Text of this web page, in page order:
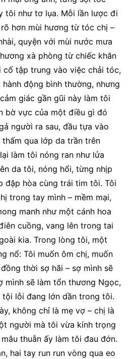
tôi như tơ lụa. Mỗi lần lược đi
hơn mùi hương từ tóc chị –
quyện với mùi nước mưa
xà phòng từ chiếc khăn
cố tập trung vào việc chải tóc,
động bình thường, nhưng
giác gần gũi này làm tôi
bờ vực của một điều gì đó
người ra sau, đầu tựa vào
qua lớp da trần trên
làm tôi nóng ran như lửa
da tôi, nóng hổi, từng nhịp
đập hòa cùng trái tim tôi. Tôi
trong tay mình – mềm mại,
manh như một cánh hoa
cuồng, vang lên trong tai
kia. Trong lòng tôi, một
nổ: Tôi muốn ôm chị, muốn
thời sợ hãi – sợ mình sẽ
mình sẽ làm tổn thương Ngọc,
tội lỗi đang lớn dần trong tôi.
không chỉ là mẹ vợ – chị là
người mà tôi vừa kính trọng
thuẫn ấy làm tôi đau đớn.
hai tay run run vòng qua eo